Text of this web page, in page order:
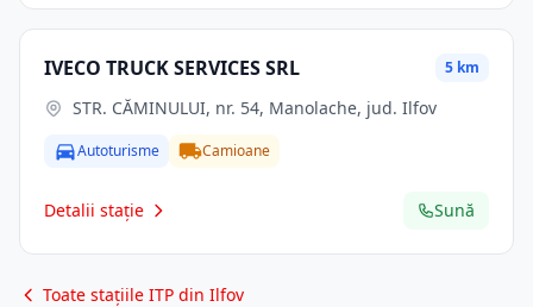
IVECO TRUCK SERVICES SRL 5 km
STR. CĂMINULUI, nr. 54, Manolache, jud. Ilfov
Autoturisme Camioane
Detalii stație Sună
Toate stațiile ITP din Ilfov